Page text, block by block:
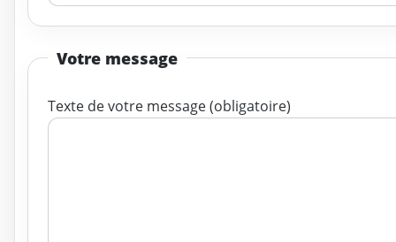
Votre message
Texte de votre message (obligatoire)